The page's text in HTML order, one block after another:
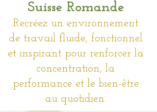
Suisse Romande
Recréez un environnement
de travail fluide, fonctionnel
et inspirant pour renforcer la
concentration, la
performance et le bien-être
au quotidien.